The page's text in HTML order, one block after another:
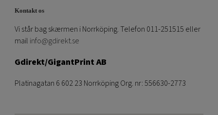
Kontakt os
Vi står bag skærmen i Norrköping. Telefon 011-251515 eller
mail info@gdirekt.se
Gdirekt/GigantPrint AB
Platinagatan 6 602 23 Norrköping Org. nr: 556630-2773